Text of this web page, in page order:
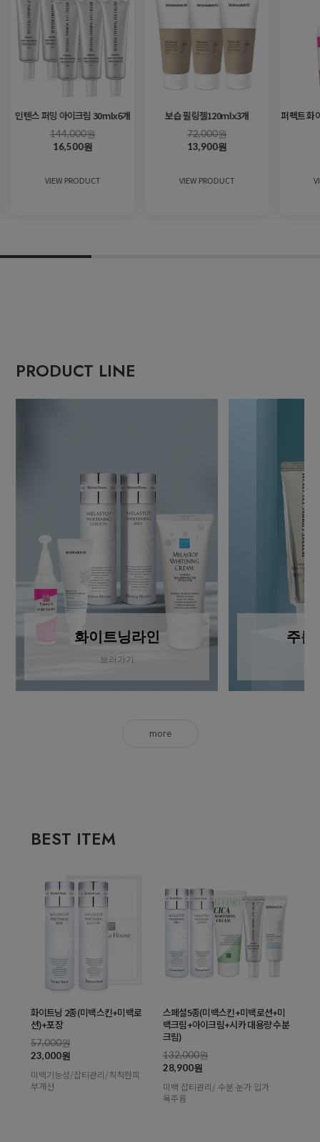
인텐스 퍼밍 아이크림 30mlx6개
144,000원
16,500원
VIEW PRODUCT
보습 필링젤120mlx3개
72,000원
13,900원
VIEW PRODUCT
퍼펙트 화
PRODUCT LINE
화이트닝라인
보러가기
주름
more
BEST ITEM
화이트닝 2종(미백스킨+미백로
션)+포장
57,000원
23,000원
미백기능성/잡티관리/칙칙한피
부개선
스페셜5종(미백스킨+미백로션+미
백크림+아이크림+시카 대용량 수분
크림)
132,000원
28,900원
미백 잡티관리/ 수분 눈가 입가
목주름